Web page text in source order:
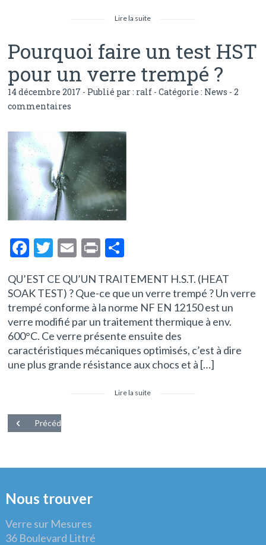
Lire la suite
Pourquoi faire un test HST
pour un verre trempé ?
14 décembre 2017 - Publié par : ralf - Catégorie : News -2
commentaires
F
e
b
o
o
k
T
itt
er
E
ai
l
Pr
t
ta
g
er
QU’EST CE QU’UN TRAITEMENT H.S.T. (HEAT
SOAK TEST) ? Que-ce que un verre trempé ? Un verre
trempé conforme à la norme NF EN 12150 est un
verre modifié par un traitement thermique à env.
600°C. Ce verre présente ensuite des
caractéristiques mécaniques optimisés, c’est à dire
une plus grande résistance aux chocs et à […]
Lire la suite
Précédent
Nous trouver
Verre sur Mesures
36 Boulevard Littré